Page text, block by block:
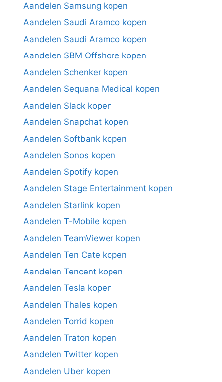
Aandelen Samsung kopen
Aandelen Saudi Aramco kopen
Aandelen Saudi Aramco kopen
Aandelen SBM Offshore kopen
Aandelen Schenker kopen
Aandelen Sequana Medical kopen
Aandelen Slack kopen
Aandelen Snapchat kopen
Aandelen Softbank kopen
Aandelen Sonos kopen
Aandelen Spotify kopen
Aandelen Stage Entertainment kopen
Aandelen Starlink kopen
Aandelen T-Mobile kopen
Aandelen TeamViewer kopen
Aandelen Ten Cate kopen
Aandelen Tencent kopen
Aandelen Tesla kopen
Aandelen Thales kopen
Aandelen Torrid kopen
Aandelen Traton kopen
Aandelen Twitter kopen
Aandelen Uber kopen